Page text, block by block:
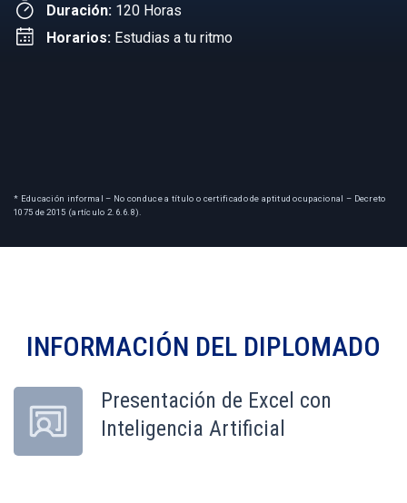
Duración: 120 Horas
Horarios: Estudias a tu ritmo
* Educación informal – No conduce a título o certificado de aptitud ocupacional – Decreto
1075 de 2015 (artículo 2.6.6.8).
INFORMACIÓN DEL DIPLOMADO
Presentación de Excel con
Inteligencia Artificial